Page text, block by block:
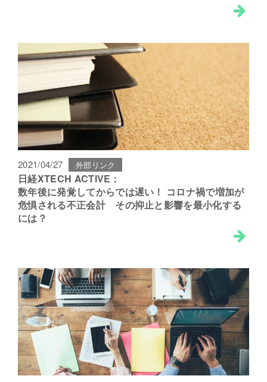
2021/04/27 外部リンク
日経XTECH ACTIVE：
数年後に発覚してからでは遅い！ コロナ禍で増加が
危惧される不正会計 その抑止と影響を最小化する
には？